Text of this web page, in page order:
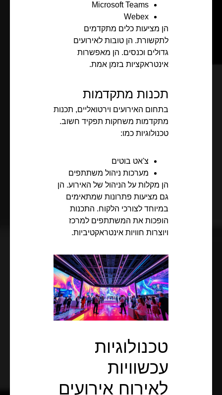
Microsoft Teams
Webex
הן מציעות כלים מתקדמים
לתקשורת. הן טובות לאירועים
גדולים וכנסים. הן מאפשרות
אינטראקציות בזמן אמת.
תכנות מתקדמות
בתחום האירועים וירטואליים, תכנות
מתקדמות משחקות תפקיד חשוב.
טכנולוגיות כמו:
צ'אט בוטים
מערכות ניהול משתתפים
הן מקלות על הניהול של האירוע. הן
גם מציעות פתרונות שמתאימים
במיוחד לצורכי הלקוח. התכנות
הופכות את המשתתפים למרכז
ויוצרות חוויות אינטראקטיביות.
טכנולוגיות
עכשוויות
לאירוח אירועים